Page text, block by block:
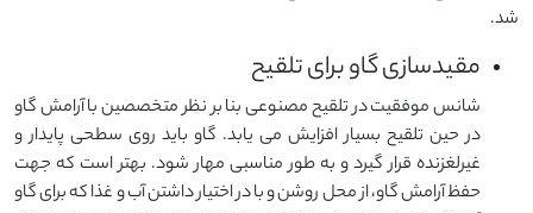
شد.
مقیدسازی گاو برای تلقیح
شانس موفقیت در تلقیح مصنوعی بنا بر نظر متخصصین با آرامش گاو
در حین تلقیح بسیار افزایش می یابد. گاو باید روی سطحی پایدار و
غیرلغزنده قرار گیرد و به طور مناسبی مهار شود. بهتر است که جهت
حفظ آرامش گاو، از محل روشن و با در اختیار داشتن آب و غذا که برای گاو